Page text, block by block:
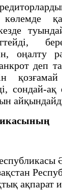
оңалту
деп
сондай-
ақпарат